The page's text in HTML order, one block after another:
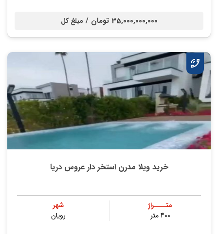
35,000,000,000 تومان / مبلغ کل
خرید ویلا مدرن استخر دار عروس دریا
متــــراژ
400 متر
شهر
رویان